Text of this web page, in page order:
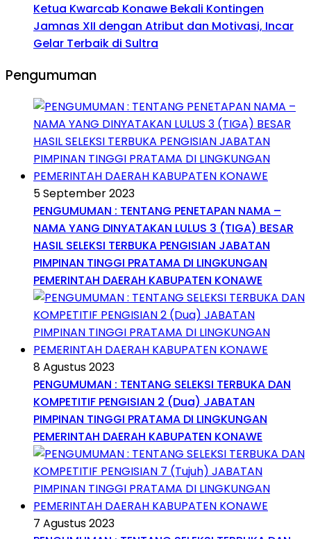
Ketua Kwarcab Konawe Bekali Kontingen
Jamnas XII dengan Atribut dan Motivasi, Incar
Gelar Terbaik di Sultra
Pengumuman
5 September 2023
PENGUMUMAN : TENTANG PENETAPAN NAMA –
NAMA YANG DINYATAKAN LULUS 3 (TIGA) BESAR
HASIL SELEKSI TERBUKA PENGISIAN JABATAN
PIMPINAN TINGGI PRATAMA DI LINGKUNGAN
PEMERINTAH DAERAH KABUPATEN KONAWE
8 Agustus 2023
PENGUMUMAN : TENTANG SELEKSI TERBUKA DAN
KOMPETITIF PENGISIAN 2 (Dua) JABATAN
PIMPINAN TINGGI PRATAMA DI LINGKUNGAN
PEMERINTAH DAERAH KABUPATEN KONAWE
7 Agustus 2023